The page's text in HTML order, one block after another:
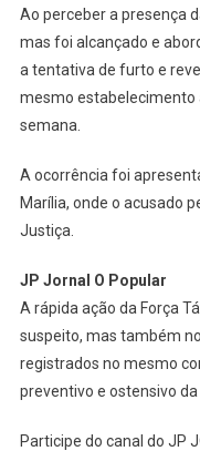
Ao perceber a presença
mas foi alcançado e
a tentativa de furto e
mesmo estabelecimento
semana.
A ocorrência foi
Marília, onde o acusado
Justiça.
JP Jornal O Popular
A rápida ação da Força
suspeito, mas também
registrados no mesmo
preventivo e ostensivo
Participe do canal do JP